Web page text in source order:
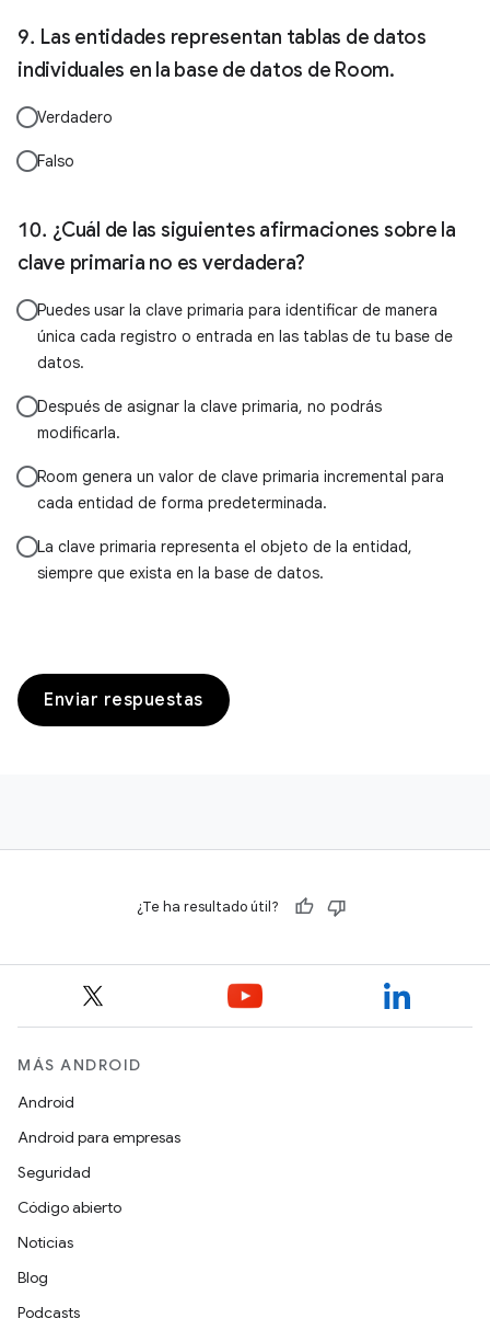
Las entidades representan tablas de datos
individuales en la base de datos de Room.
Verdadero
Falso
¿Cuál de las siguientes afirmaciones sobre la
clave primaria no es verdadera?
Puedes usar la clave primaria para identificar de manera
única cada registro o entrada en las tablas de tu base de
datos.
Después de asignar la clave primaria, no podrás
modificarla.
Room genera un valor de clave primaria incremental para
cada entidad de forma predeterminada.
La clave primaria representa el objeto de la entidad,
siempre que exista en la base de datos.
Enviar respuestas
¿Te ha resultado útil?
MÁS ANDROID
Android
Android para empresas
Seguridad
Código abierto
Noticias
Blog
Podcasts